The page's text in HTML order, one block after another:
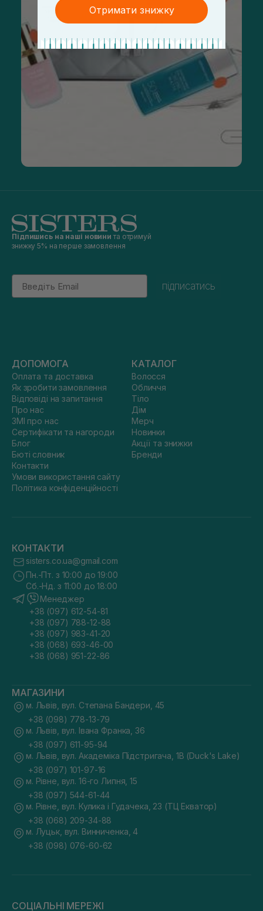
Підпишись на наші новини та отримуй
знижку 5% на перше замовлення
Email
підписатись
ДОПОМОГА
Оплата та доставка
Як зробити замовлення
Відповіді на запитання
Про нас
ЗМІ про нас
Сертифікати та нагороди
Блог
Бюті словник
Контакти
Умови використання сайту
Політика конфіденційності
КАТАЛОГ
Волосся
Обличчя
Тіло
Дім
Мерч
Новинки
Акції та знижки
Бренди
КОНТАКТИ
sisters.co.ua@gmail.com
Пн.-Пт. з 10:00 до 19:00
Сб.-Нд. з 11:00 до 18:00
Менеджер
+38 (097) 612-54-81
+38 (097) 788-12-88
+38 (097) 983-41-20
+38 (068) 693-46-00
+38 (068) 951-22-86
МАГАЗИНИ
м. Львів, вул. Степана Бандери, 45
+38 (098) 778-13-79
м. Львів, вул. Івана Франка, 36
+38 (097) 611-95-94
м. Львів, вул. Академіка Підстригача, 1В (Duck's Lake)
+38 (097) 101-97-16
м. Рівне, вул. 16-го Липня, 15
+38 (097) 544-61-44
м. Рівне, вул. Кулика і Гудачека, 23 (ТЦ Екватор)
+38 (068) 209-34-88
м. Луцьк, вул. Винниченка, 4
+38 (098) 076-60-62
СОЦІАЛЬНІ МЕРЕЖІ
Отримати знижку